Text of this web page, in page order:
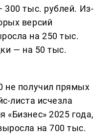
300 тыс. рублей. Из-
версий
на 250 тыс.
— на 50 тыс.
не получил прямых
листа исчезла
«Бизнес» 2025 года,
на 700 тыс.